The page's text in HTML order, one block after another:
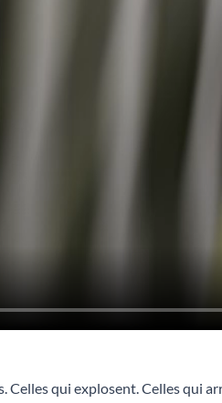
Celles qui explosent. Celles qui